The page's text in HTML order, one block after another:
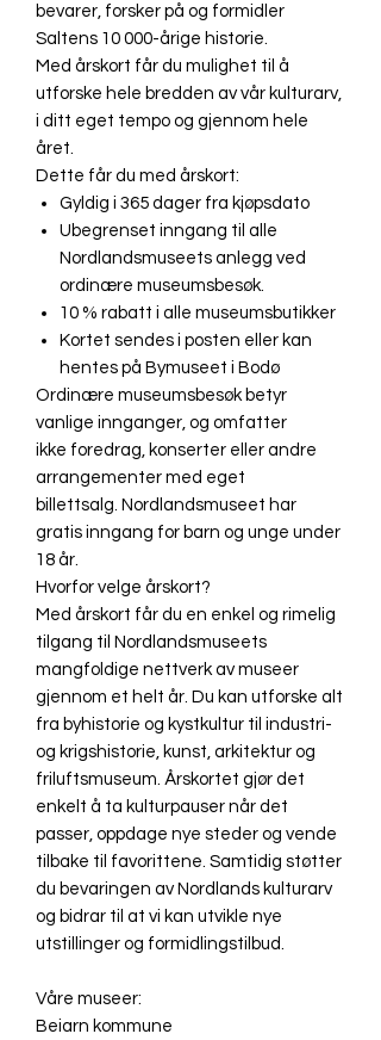
bevarer, forsker på og formidler
Saltens 10 000-årige historie.
Med årskort får du mulighet til å
utforske hele bredden av vår kulturarv,
i ditt eget tempo og gjennom hele
året.
Dette får du med årskort:
Gyldig i 365 dager fra kjøpsdato
Ubegrenset inngang til alle
Nordlandsmuseets anlegg ved
ordinære museumsbesøk.
10 % rabatt i alle museumsbutikker
Kortet sendes i posten eller kan
hentes på Bymuseet i Bodø
Ordinære museumsbesøk betyr
vanlige innganger, og omfatter
ikke foredrag, konserter eller andre
arrangementer med eget
billettsalg. Nordlandsmuseet har
gratis inngang for barn og unge under
18 år.
Hvorfor velge årskort?
Med årskort får du en enkel og rimelig
tilgang til Nordlandsmuseets
mangfoldige nettverk av museer
gjennom et helt år. Du kan utforske alt
fra byhistorie og kystkultur til industri-
og krigshistorie, kunst, arkitektur og
friluftsmuseum. Årskortet gjør det
enkelt å ta kulturpauser når det
passer, oppdage nye steder og vende
tilbake til favorittene. Samtidig støtter
du bevaringen av Nordlands kulturarv
og bidrar til at vi kan utvikle nye
utstillinger og formidlingstilbud.
Våre museer:
Beiarn kommune